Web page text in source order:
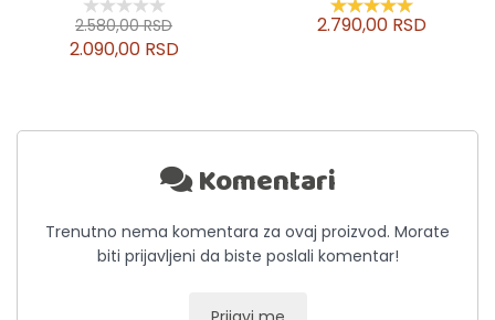
2.580,00 RSD
2.090,00 RSD
2.790,00 RSD
Komentari
Trenutno nema komentara za ovaj proizvod. Morate
biti prijavljeni da biste poslali komentar!